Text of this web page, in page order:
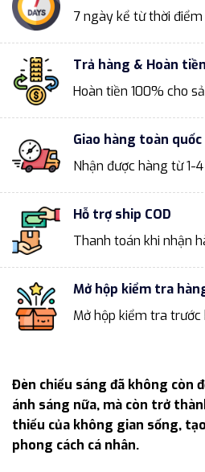
7 ngày kể từ thời
Trả hàng & Hoàn tiền
Hoàn tiền 100% cho
Giao hàng toàn quốc
Nhận được hàng từ 1-
Hỗ trợ ship COD
Thanh toán khi nhận
Mở hộp kiểm tra
Mở hộp kiểm tra trước
Đèn chiếu sáng đã không còn
ánh sáng nữa, mà còn trở
thiếu của không gian sống,
phong cách cá nhân.